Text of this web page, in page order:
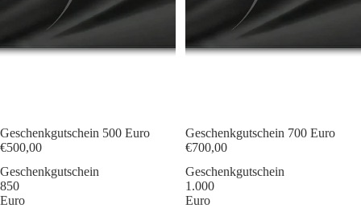
Geschenkgutschein 500 Euro
€500,00
Geschenkgutschein 700 Euro
€700,00
Geschenkgutschein
850
Euro
Geschenkgutschein
1.000
Euro